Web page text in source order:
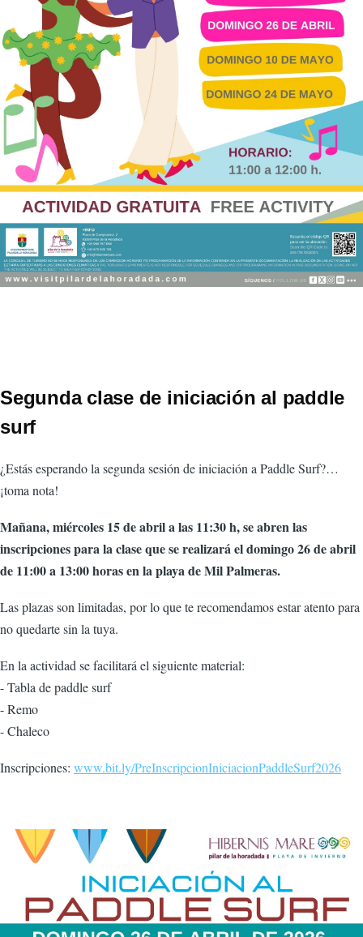
Segunda clase de iniciación al paddle
surf
¿Estás esperando la segunda sesión de iniciación a Paddle Surf?…
¡toma nota!
Mañana, miércoles 15 de abril a las 11:30 h, se abren las
inscripciones para la clase que se realizará el domingo 26 de abril
de 11:00 a 13:00 horas en la playa de Mil Palmeras.
Las plazas son limitadas, por lo que te recomendamos estar atento para
no quedarte sin la tuya.
En la actividad se facilitará el siguiente material:
- Tabla de paddle surf
- Remo
- Chaleco
Inscripciones: www.bit.ly/PreInscripcionIniciacionPaddleSurf2026